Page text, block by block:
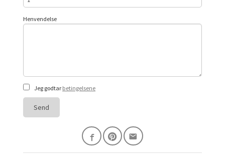
Henvendelse
Jeg godtar betingelsene
Send